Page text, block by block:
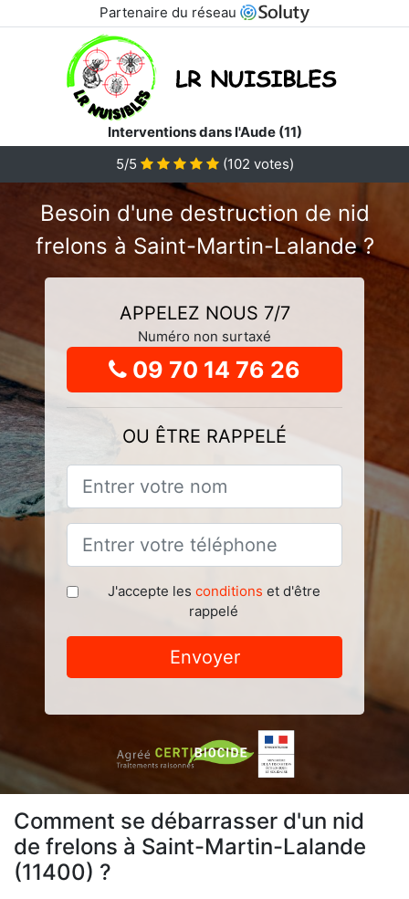
Partenaire du réseau
Interventions dans l'Aude (11)
5/5 (102 votes)
Besoin d'une destruction de nid
frelons à Saint-Martin-Lalande ?
APPELEZ NOUS 7/7
Numéro non surtaxé
09 70 14 76 26
OU ÊTRE RAPPELÉ
J'accepte les conditions et d'être
rappelé
Envoyer
Comment se débarrasser d'un nid
de frelons à Saint-Martin-Lalande
(11400) ?